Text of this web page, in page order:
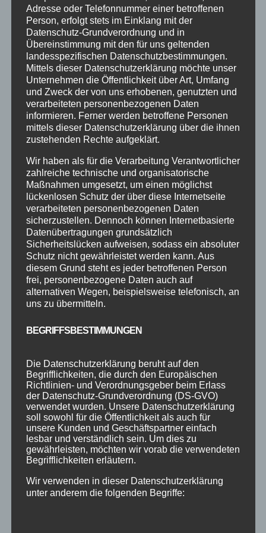
1 KOMMENTAR
Thomas Bucksch am 4. März 2026 um 10:44
Hallo, wir bringen bereits etwas Boogie-
Eefahrung mit und würden uns deshalb
gerne für den Aufbaukurs um 16 Uhr
anmelden. Den Tipp erhielten wir von
einer Bekannten (Claudia Pilger), die bei
euch ebenfalls tanzt.
Wir freuen uns schon darauf!
Viele Grüße
Thomas und Gerda Bucksch
Antworten
KOMMENTAR ABSENDEN
Erforderliche Felder sind mit*markiert
Adresse oder Telefonnummer einer betroffenen
Person, erfolgt stets im Einklang mit der
Datenschutz-Grundverordnung und in
Übereinstimmung mit den für uns geltenden
landesspezifischen Datenschutzbestimmungen.
Mittels dieser Datenschutzerklärung möchte unser
Unternehmen die Öffentlichkeit über Art, Umfang
und Zweck der von uns erhobenen, genutzten und
verarbeiteten personenbezogenen Daten
informieren. Ferner werden betroffene Personen
mittels dieser Datenschutzerklärung über die ihnen
zustehenden Rechte aufgeklärt.
Wir haben als für die Verarbeitung Verantwortlicher
zahlreiche technische und organisatorische
Maßnahmen umgesetzt, um einen möglichst
lückenlosen Schutz der über diese Internetseite
verarbeiteten personenbezogenen Daten
sicherzustellen. Dennoch können Internetbasierte
Datenübertragungen grundsätzlich
Sicherheitslücken aufweisen, sodass ein absoluter
Schutz nicht gewährleistet werden kann. Aus
diesem Grund steht es jeder betroffenen Person
frei, personenbezogene Daten auch auf
alternativen Wegen, beispielsweise telefonisch, an
uns zu übermitteln.
BEGRIFFSBESTIMMUNGEN
Die Datenschutzerklärung beruht auf den
Begrifflichkeiten, die durch den Europäischen
Richtlinien- und Verordnungsgeber beim Erlass
der Datenschutz-Grundverordnung (DS-GVO)
verwendet wurden. Unsere Datenschutzerklärung
soll sowohl für die Öffentlichkeit als auch für
unsere Kunden und Geschäftspartner einfach
lesbar und verständlich sein. Um dies zu
gewährleisten, möchten wir vorab die verwendeten
Begrifflichkeiten erläutern.
Wir verwenden in dieser Datenschutzerklärung
unter anderem die folgenden Begriffe: